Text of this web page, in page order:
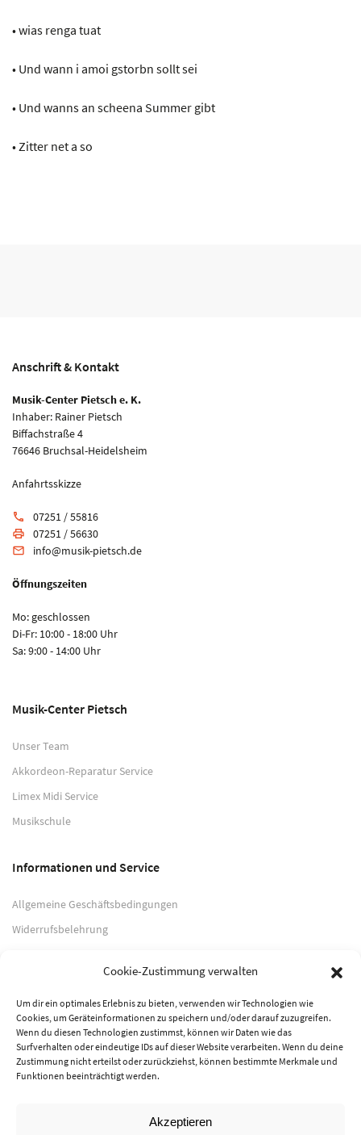
Cookie-Zustimmung verwalten
Um dir ein optimales Erlebnis zu bieten, verwenden wir Technologien wie
Cookies, um Geräteinformationen zu speichern und/oder darauf zuzugreifen.
Wenn du diesen Technologien zustimmst, können wir Daten wie das
Surfverhalten oder eindeutige IDs auf dieser Website verarbeiten. Wenn du deine
Zustimmung nicht erteilst oder zurückziehst, können bestimmte Merkmale und
Funktionen beeinträchtigt werden.
Akzeptieren
• wias renga tuat
• Und wann i amoi gstorbn sollt sei
• Und wanns an scheena Summer gibt
• Zitter net a so
Anschrift & Kontakt
Musik-Center Pietsch e. K.
Inhaber: Rainer Pietsch
Biffachstraße 4
76646 Bruchsal-Heidelsheim
Anfahrtsskizze
phone 07251 / 55816
print 07251 / 56630
email info@musik-pietsch.de
Öffnungszeiten
Mo: geschlossen
Di-Fr: 10:00 - 18:00 Uhr
Sa: 9:00 - 14:00 Uhr
Musik-Center Pietsch
Unser Team
Akkordeon-Reparatur Service
Limex Midi Service
Musikschule
Informationen und Service
Allgemeine Geschäftsbedingungen
Widerrufsbelehrung
Datenschutzerklärung
Zahlungsarten
PayPal